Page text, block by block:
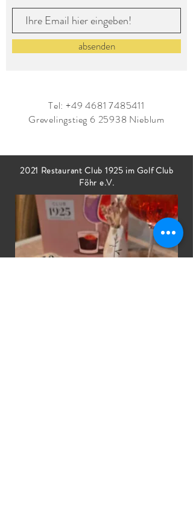
absenden
Tel:+49 4681 7485411
Grevelingstieg 6 25938 Nieblum
2021 Restaurant Club 1925 im Golf Club
Föhr e.V.